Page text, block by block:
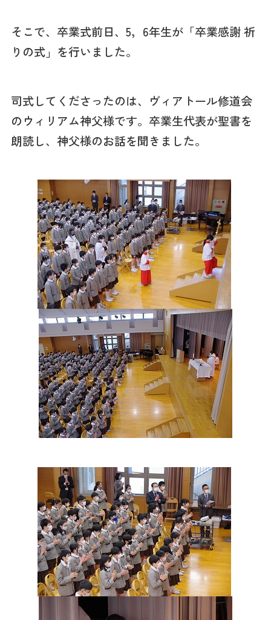
そこで、卒業式前日、5，6年生が「卒業感謝 祈
りの式」を行いました。
司式してくださったのは、ヴィアトール修道会
のウィリアム神父様です。卒業生代表が聖書を
朗読し、神父様のお話を聞きました。